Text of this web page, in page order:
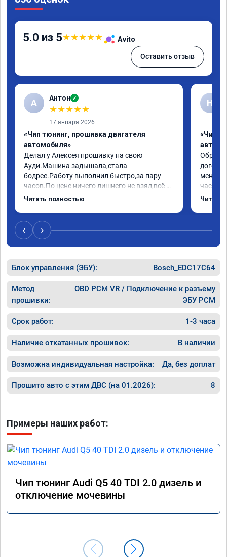
5.0 из 5★★★★★ Avito
Оставить отзыв
А Антон ✓
★★★★★
17 января 2026
«Чип тюнинг, прошивка двигателя
автомобиля»
Делал у Алексея прошивку на свою
Ауди.Машина задышала,стала
бодрее.Работу выполнил быстро,за пару
часов.По цене ничего лишнего не взял,всё
как договаривались заранее.После работы
случае поломки авто.Однозначно
рекомендую Алексея как грамотного
специалиста!
Читать полностью
Н
«Чип
меня
час
Арман
Читать
‹ ›
Блок управления (ЭБУ): Bosch_EDC17C64
Метод
прошивки:
OBD PCM VR / Подключение к разъему
ЭБУ PCM
Срок работ: 1-3 часа
Наличие откатанных прошивок: В наличии
Возможна индивидуальная настройка: Да, без доплат
Прошито авто с этим ДВС (на 01.2026): 8
Примеры наших работ:
Чип тюнинг Audi Q5 40 TDI 2.0 дизель и
отключение мочевины